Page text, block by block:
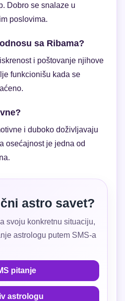
Dobro se snalaze u
poslovima.
sa Ribama?
i poštovanje njihove
funkcionišu kada se
i duboko doživljavaju
osećajnost je jedna od
astro savet?
svoju konkretnu situaciju,
astrologu putem SMS-a
pitanje
astrologu